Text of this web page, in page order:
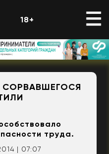
18+
труда.
| 07:07